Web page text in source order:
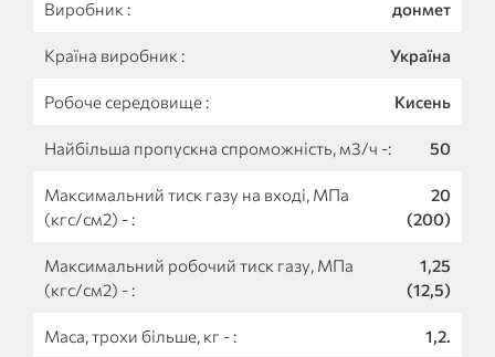
Виробник : донмет
Країна виробник : Україна
Робоче середовище : Кисень
Найбільша пропускна спроможність, м3/ч -: 50
Максимальний тиск газу на вході, МПа
(кгс/см2) - :
20
(200)
Максимальний робочий тиск газу, МПа
(кгс/см2) - :
1,25
(12,5)
Маса, трохи більше, кг - : 1,2.